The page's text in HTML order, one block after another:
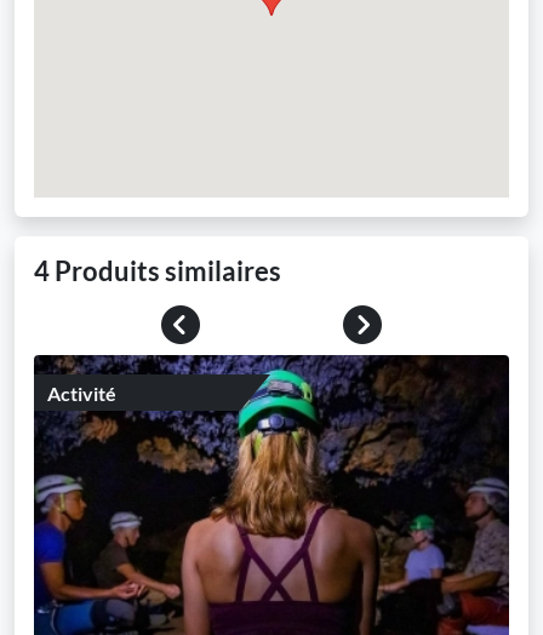
4 Produits similaires
Previous
Next
Activité